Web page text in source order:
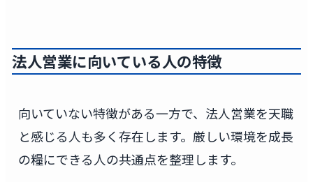
法人営業に向いている人の特徴
向いていない特徴がある一方で、法人営業を天職
と感じる人も多く存在します。厳しい環境を成長
の糧にできる人の共通点を整理します。